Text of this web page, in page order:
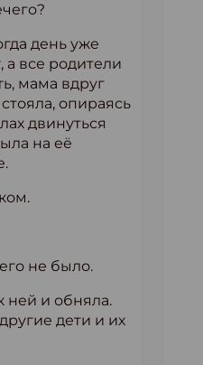
день уже
а все родители
мама вдруг
опираясь
двинуться
на её
не было.
ней и обняла.
дети и их